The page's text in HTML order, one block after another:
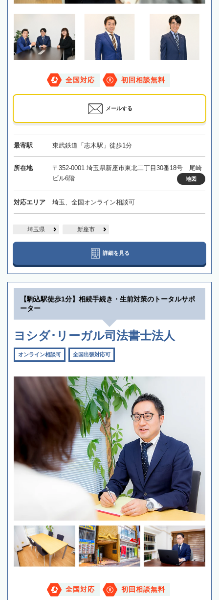
全国対応 初回相談無料
メールする
最寄駅 東武鉄道「志木駅」徒歩1分
所在地
〒352-0001 埼玉県新座市東北二丁目30番18号 尾崎
ビル6階
地図
対応エリア 埼玉、全国オンライン相談可
埼玉県 新座市
詳細を見る
【駒込駅徒歩1分】相続手続き・生前対策のトータルサポ
ーター
ヨシダ･リーガル司法書士法人
オンライン相談可 全国出張対応可
全国対応 初回相談無料